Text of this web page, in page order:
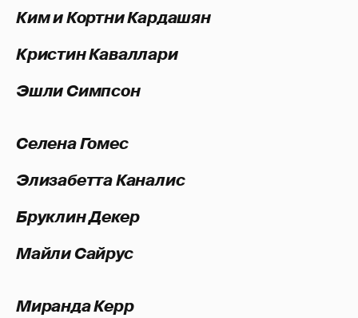
Ким и Кортни Кардашян
Кристин Каваллари
Эшли Симпсон
Селена Гомес
Элизабетта Каналис
Бруклин Декер
Майли Сайрус
Миранда Керр